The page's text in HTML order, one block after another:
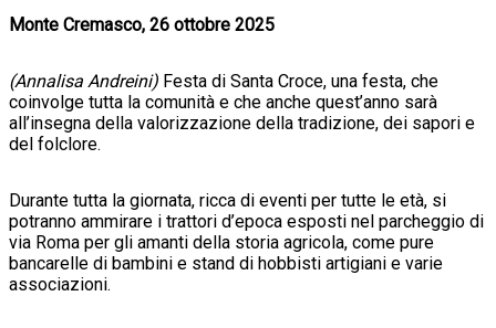
Monte Cremasco, 26 ottobre 2025
(Annalisa Andreini) Festa di Santa Croce, una festa, che
coinvolge tutta la comunità e che anche quest’anno sarà
all’insegna della valorizzazione della tradizione, dei sapori e
del folclore.
Durante tutta la giornata, ricca di eventi per tutte le età, si
potranno ammirare i trattori d’epoca esposti nel parcheggio di
via Roma per gli amanti della storia agricola, come pure
bancarelle di bambini e stand di hobbisti artigiani e varie
associazioni.